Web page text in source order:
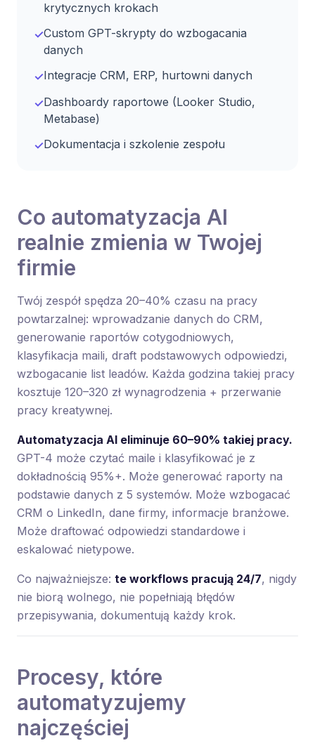
krytycznych krokach
✓Custom GPT-skrypty do wzbogacania
danych
✓Integracje CRM, ERP, hurtowni danych
✓Dashboardy raportowe (Looker Studio,
Metabase)
✓Dokumentacja i szkolenie zespołu
Co automatyzacja AI
realnie zmienia w Twojej
firmie
Twój zespół spędza 20–40% czasu na pracy
powtarzalnej: wprowadzanie danych do CRM,
generowanie raportów cotygodniowych,
klasyfikacja maili, draft podstawowych odpowiedzi,
wzbogacanie list leadów. Każda godzina takiej pracy
kosztuje 120–320 zł wynagrodzenia + przerwanie
pracy kreatywnej.
Automatyzacja AI eliminuje 60–90% takiej pracy.
GPT-4 może czytać maile i klasyfikować je z
dokładnością 95%+. Może generować raporty na
podstawie danych z 5 systemów. Może wzbogacać
CRM o LinkedIn, dane firmy, informacje branżowe.
Może draftować odpowiedzi standardowe i
eskalować nietypowe.
Co najważniejsze: te workflows pracują 24/7, nigdy
nie biorą wolnego, nie popełniają błędów
przepisywania, dokumentują każdy krok.
Procesy, które
automatyzujemy
najczęściej